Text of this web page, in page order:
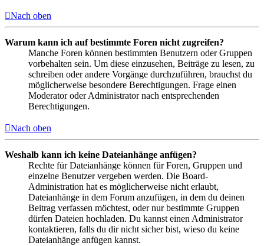
Nach oben
Warum kann ich auf bestimmte Foren nicht zugreifen?
Manche Foren können bestimmten Benutzern oder Gruppen
vorbehalten sein. Um diese einzusehen, Beiträge zu lesen, zu
schreiben oder andere Vorgänge durchzuführen, brauchst du
möglicherweise besondere Berechtigungen. Frage einen
Moderator oder Administrator nach entsprechenden
Berechtigungen.
Nach oben
Weshalb kann ich keine Dateianhänge anfügen?
Rechte für Dateianhänge können für Foren, Gruppen und
einzelne Benutzer vergeben werden. Die Board-
Administration hat es möglicherweise nicht erlaubt,
Dateianhänge in dem Forum anzufügen, in dem du deinen
Beitrag verfassen möchtest, oder nur bestimmte Gruppen
dürfen Dateien hochladen. Du kannst einen Administrator
kontaktieren, falls du dir nicht sicher bist, wieso du keine
Dateianhänge anfügen kannst.